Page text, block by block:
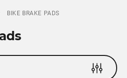
BIKE BRAKE PADS